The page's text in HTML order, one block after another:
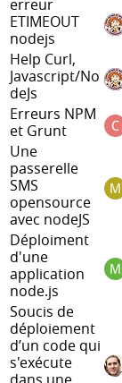
erreur
ETIMEOUT
nodejs
Help Curl,
Javascript/No
deJs
Erreurs NPM
et Grunt
Une
passerelle
SMS
opensource
avec nodeJS
Déploiment
d'une
application
node.js
Soucis de
déploiement
d’un code qui
s'exécute